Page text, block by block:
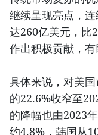
继续呈现亮点，
达260亿美元，比
作出积极贡献，有
具体来说，对美
的22.6%收窄至
的降幅也由2023
约4.8%，韩国从